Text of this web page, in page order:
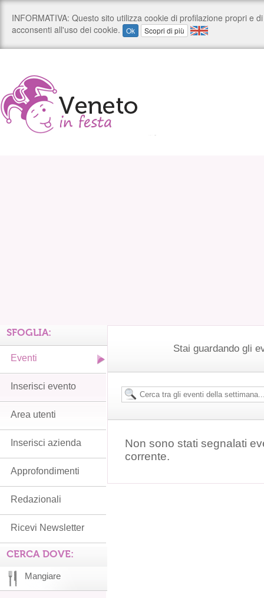
Stai guardando gli
Non sono stati segnalati
corrente.
SFOGLIA:
Eventi
Inserisci evento
Area utenti
Inserisci azienda
Approfondimenti
Redazionali
Ricevi Newsletter
CERCA DOVE:
Mangiare